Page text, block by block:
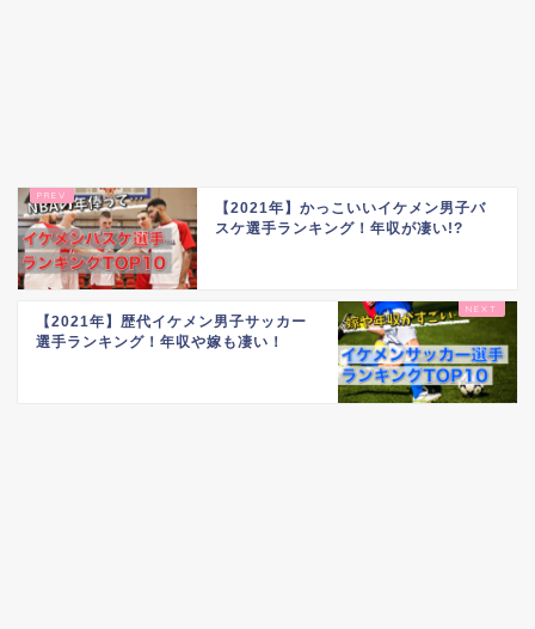
【2021年】かっこいいイケメン男子バ
スケ選手ランキング！年収が凄い!?
【2021年】歴代イケメン男子サッカー
選手ランキング！年収や嫁も凄い！